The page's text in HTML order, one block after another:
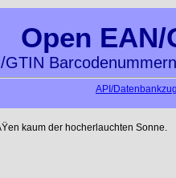
Open EAN/
GTIN
API/
kaum der hocherlauchten Sonne.